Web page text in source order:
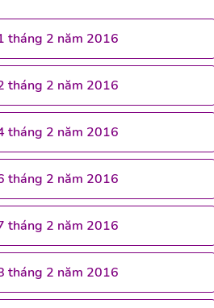
tháng 2 năm 2016
tháng 2 năm 2016
tháng 2 năm 2016
tháng 2 năm 2016
tháng 2 năm 2016
tháng 2 năm 2016